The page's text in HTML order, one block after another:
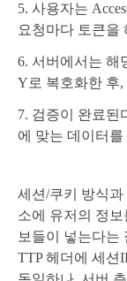
5. 사용자는
요청마다 토큰을
6. 서버에서는 해
Y로 복호화한 후
7. 검증이 완료된
에 맞는 데이터
세션/쿠키 방식
소에 유저의 정
보들이 넣는다는
TTP 헤더에 세션